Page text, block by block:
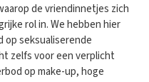
de vriendinnetjes zich
rol in. We hebben hier
op seksualiserende
zelfs voor een verplicht
op make-up, hoge